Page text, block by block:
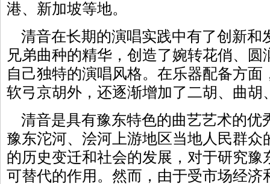
港、新加坡等地。
清音在长期的演唱实践中有了创新和
兄弟曲种的精华，创造了婉转花俏、
自己独特的演唱风格。在乐器配备方
软弓京胡外，还逐渐增加了二胡、曲胡
清音是具有豫东特色的曲艺艺术的优
豫东沱河、浍河上游地区当地人民群众
的历史变迁和社会的发展，对于研究豫
可替代的作用。然而，由于受市场经济